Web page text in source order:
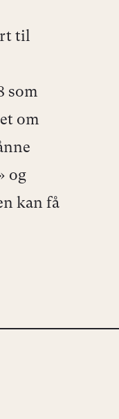
til
som
om
og
kan få